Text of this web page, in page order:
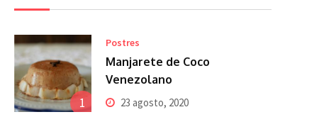
1
Postres
Manjarete de Coco
Venezolano
23 agosto, 2020